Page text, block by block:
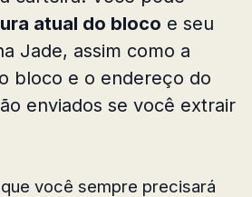
atual do bloco e seu
Jade, assim como a
bloco e o endereço do
enviados se você extrair
você sempre precisará